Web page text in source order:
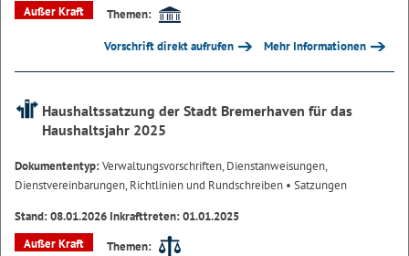
Außer Kraft
Themen:
Vorschrift direkt aufrufen Mehr Informationen
Haushaltssatzung der Stadt Bremerhaven für das
Haushaltsjahr 2025
Dokumententyp:Verwaltungsvorschriften, Dienstanweisungen,
Dienstvereinbarungen, Richtlinien und Rundschreiben • Satzungen
Stand: 08.01.2026 Inkrafttreten: 01.01.2025
Außer Kraft
Themen: